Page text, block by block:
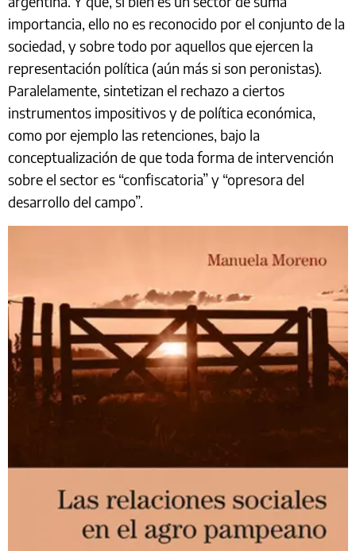
importancia, ello no es reconocido por el conjunto de la
sociedad, y sobre todo por aquellos que ejercen la
representación política (aún más si son peronistas).
Paralelamente, sintetizan el rechazo a ciertos
instrumentos impositivos y de política económica,
como por ejemplo las retenciones, bajo la
conceptualización de que toda forma de intervención
sobre el sector es “confiscatoria” y “opresora del
desarrollo del campo”.